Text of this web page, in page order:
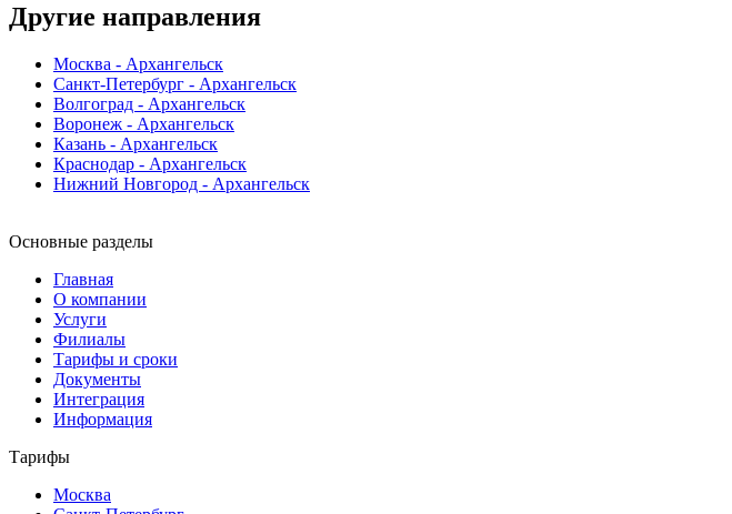
Другие направления
Москва - Архангельск
Санкт-Петербург - Архангельск
Волгоград - Архангельск
Воронеж - Архангельск
Казань - Архангельск
Краснодар - Архангельск
Нижний Новгород - Архангельск
Основные разделы
Главная
О компании
Услуги
Филиалы
Тарифы и сроки
Документы
Интеграция
Информация
Тарифы
Москва